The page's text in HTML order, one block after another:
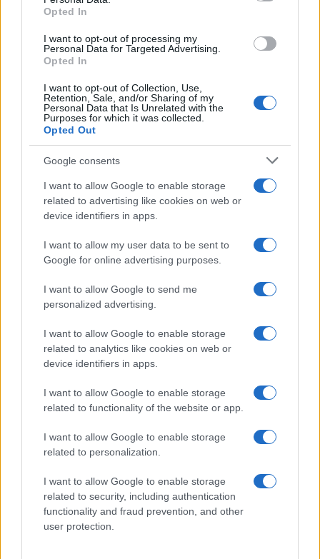
grant or deny consent to Google and its third-party tags to
consent section.
Opted In
I want to opt-out of processing my
Personal Data for Targeted Advertising.
Opted In
I want to opt-out of Collection, Use,
Retention, Sale, and/or Sharing of my
Personal Data that Is Unrelated with the
Purposes for which it was collected.
Opted Out
Google consents
I want to allow Google to enable storage
related to advertising like cookies on web or
device identifiers in apps.
I want to allow my user data to be sent to
Google for online advertising purposes.
I want to allow Google to send me
personalized advertising.
I want to allow Google to enable storage
related to analytics like cookies on web or
device identifiers in apps.
I want to allow Google to enable storage
related to functionality of the website or app.
I want to allow Google to enable storage
related to personalization.
I want to allow Google to enable storage
related to security, including authentication
functionality and fraud prevention, and other
user protection.
InvestirMag
Germania
Investieren24
UK
News Hub UK
Lgbtq News
Olanda
Investeren 24